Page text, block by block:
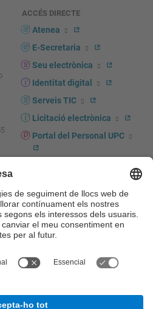
i
ACCÉS DIRECTE
Atenea
E-Secretaria
Seu electrònica
Identitat digital
Serveis TIC
Licitació electrònica
Portal del Personal UPC
UPCshop, marxandatge
Sala de premsa
Seguretat i salut